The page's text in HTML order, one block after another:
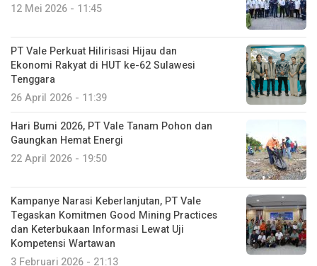
12 Mei 2026 - 11:45
PT Vale Perkuat Hilirisasi Hijau dan
Ekonomi Rakyat di HUT ke-62 Sulawesi
Tenggara
26 April 2026 - 11:39
Hari Bumi 2026, PT Vale Tanam Pohon dan
Gaungkan Hemat Energi
22 April 2026 - 19:50
Kampanye Narasi Keberlanjutan, PT Vale
Tegaskan Komitmen Good Mining Practices
dan Keterbukaan Informasi Lewat Uji
Kompetensi Wartawan
3 Februari 2026 - 21:13